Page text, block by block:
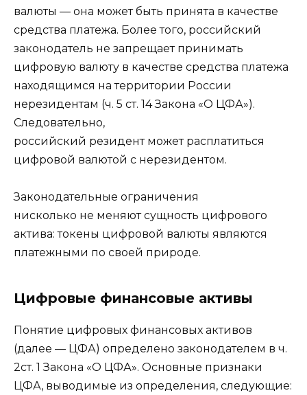
валюты — она может быть принята в качестве
средства платежа. Более того, российский
законодатель не запрещает принимать
цифровую валюту в качестве средства платежа
находящимся на территории России
нерезидентам (ч. 5 ст. 14 Закона «О ЦФА»).
Следовательно,
российский резидент может расплатиться
цифровой валютой с нерезидентом.
Законодательные ограничения
нисколько не меняют сущность цифрового
актива: токены цифровой валюты являются
платежными по своей природе.
Цифровые финансовые активы
Понятие цифровых финансовых активов
(далее — ЦФА) определено законодателем в ч.
2ст. 1 Закона «О ЦФА». Основные признаки
ЦФА, выводимые из определения, следующие: